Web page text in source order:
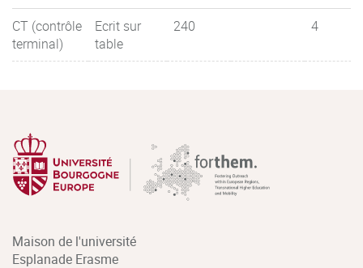
CT (contrôle
terminal)
Ecrit sur
table
240 4
Maison de l'université
Esplanade Erasme